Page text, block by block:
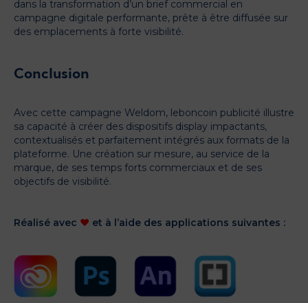
dans la transformation d’un brief commercial en
campagne digitale performante, prête à être diffusée sur
des emplacements à forte visibilité.
Conclusion
Avec cette campagne Weldom, leboncoin publicité illustre
sa capacité à créer des dispositifs display impactants,
contextualisés et parfaitement intégrés aux formats de la
plateforme. Une création sur mesure, au service de la
marque, de ses temps forts commerciaux et de ses
objectifs de visibilité.
Réalisé avec ♥ et à l’aide des applications suivantes :